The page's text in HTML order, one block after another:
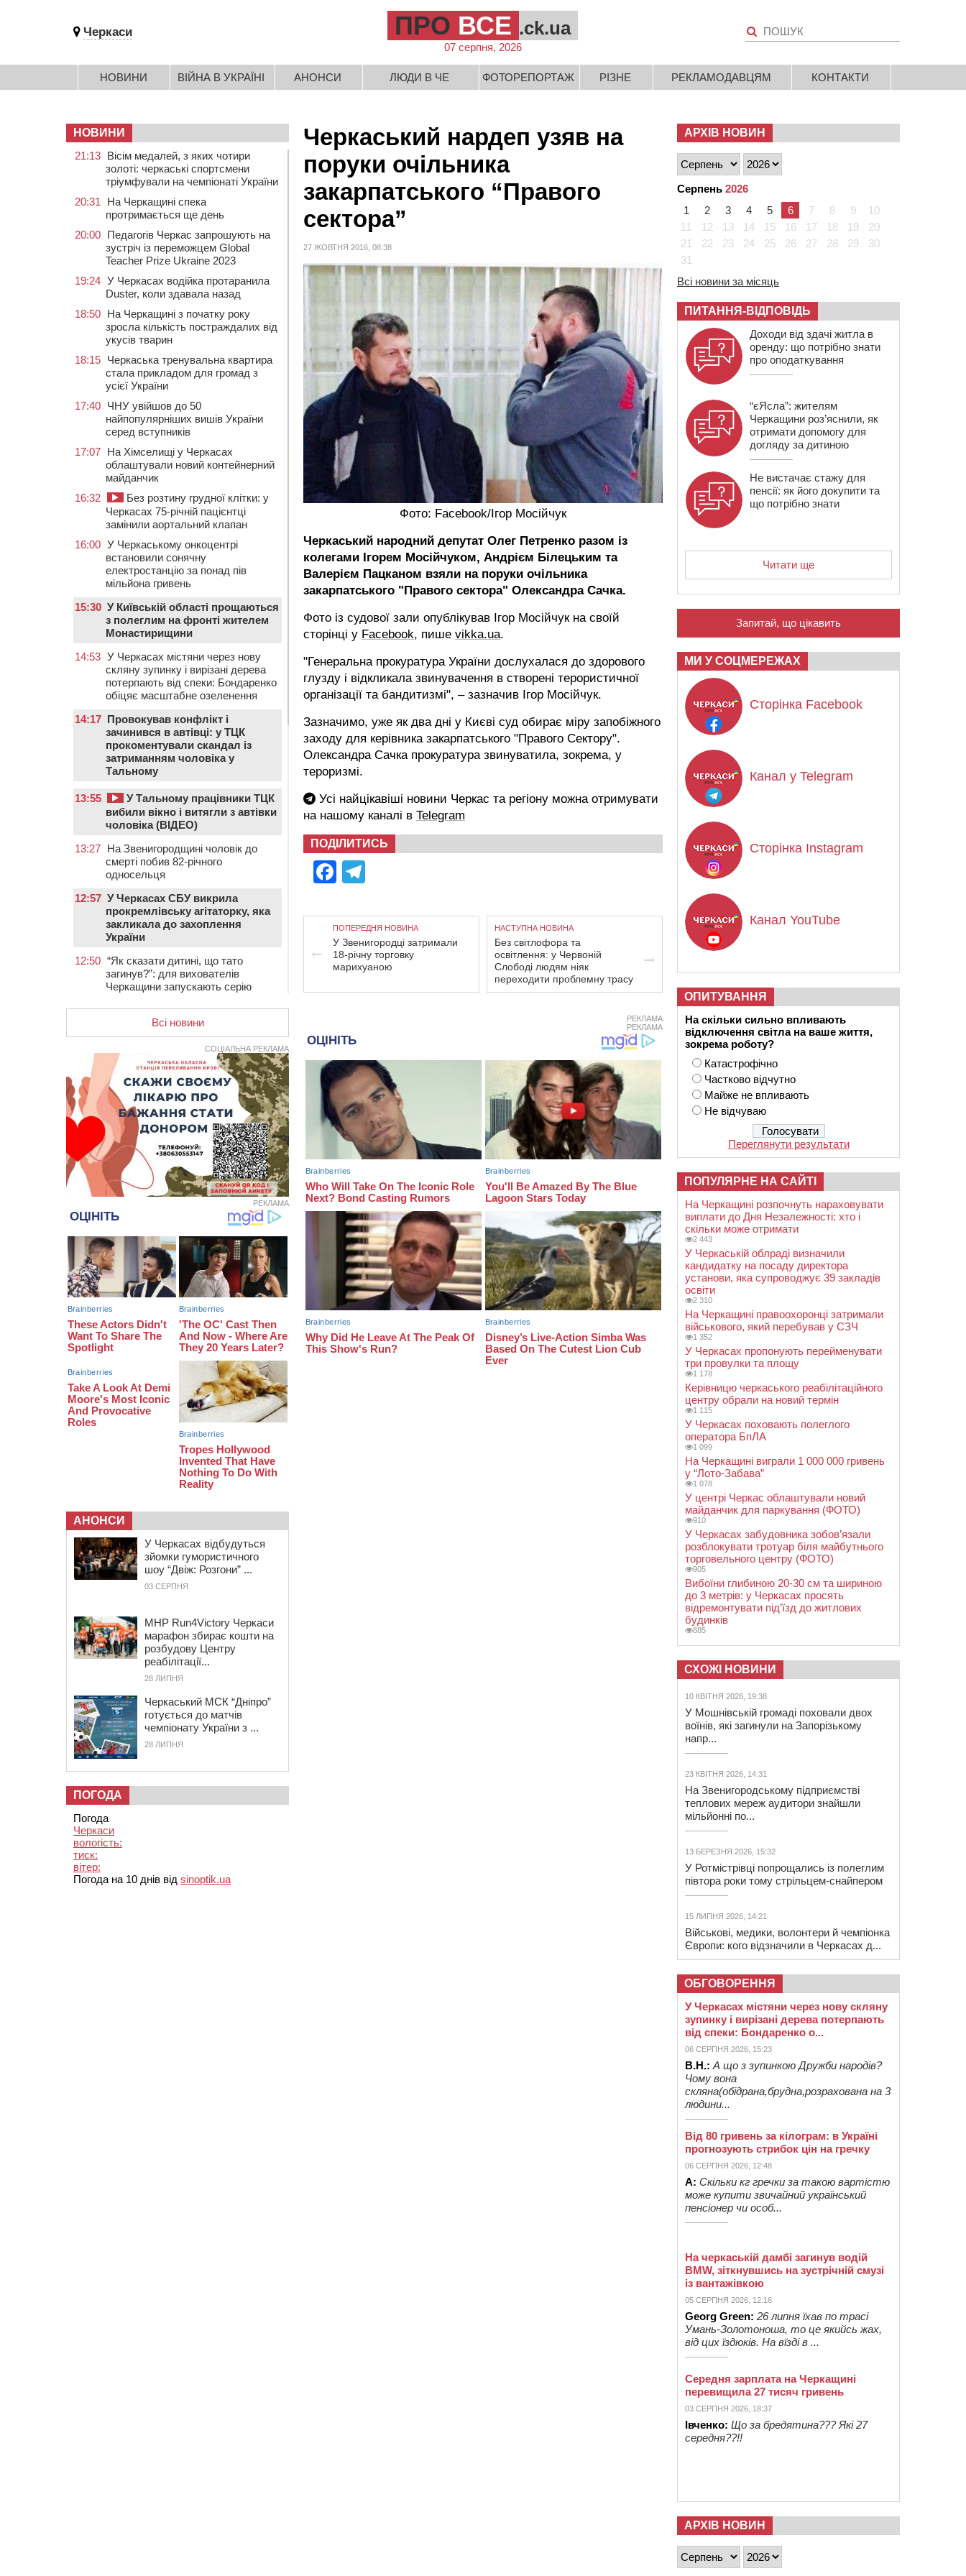
Черкаси ПРО ВСЕ .ck.ua
07 серпня, 2026
НОВИНИ ВІЙНА В УКРАЇНІ АНОНСИ ЛЮДИ В ЧЕ ФОТОРЕПОРТАЖ РІЗНЕ РЕКЛАМОДАВЦЯМ КОНТАКТИ
Черкаський нардеп узяв на
поруки очільника
закарпатського “Правого
сектора”
27 ЖОВТНЯ 2016, 08:38
Фото: Facebook/Ігор Мосійчук
Черкаський народний депутат Олег Петренко разом із
колегами Ігорем Мосійчуком, Андрієм Білецьким та
Валерієм Пацканом взяли на поруки очільника
закарпатського "Правого сектора" Олександра Сачка.
Фото із судової зали опублікував Ігор Мосійчук на своїй
сторінці у Facebook, пише vikka.ua.
"Генеральна прокуратура України дослухалася до здорового
глузду і відкликала звинувачення в створені терористичної
організації та бандитизмі", – зазначив Ігор Мосійчук.
Зазначимо, уже як два дні у Києві суд обирає міру запобіжного
заходу для керівника закарпатського "Правого Сектору".
Олександра Сачка прокуратура звинуватила, зокрема, у
тероризмі.
Усі найцікавіші новини Черкас та регіону можна отримувати
на нашому каналі в Telegram
ПОДІЛИТИСЬ
Facebook
ПОПЕРЕДНЯ НОВИНА
У Звенигородці затримали
18-річну торговку
марихуаною
НАСТУПНА НОВИНА
Без світлофора та
освітлення: у Червоній
Слободі людям ніяк
переходити проблемну трасу
РЕКЛАМА
РЕКЛАМА
НОВИНИ
21:13 Вісім медалей, з яких чотири
золоті: черкаські спортсмени
тріумфували на чемпіонаті України
20:31
На Черкащині спека
протримається ще день
20:00 Педагогів Черкас запрошують на
зустріч із переможцем Global
Teacher Prize Ukraine 2023
19:24 У Черкасах водійка протаранила
Duster, коли здавала назад
18:50 На Черкащині з початку року
зросла кількість постраждалих від
укусів тварин
18:15 Черкаська тренувальна квартира
стала прикладом для громад з
усієї України
17:40 ЧНУ увійшов до 50
найпопулярніших вишів України
серед вступників
17:07 На Хімселищі у Черкасах
облаштували новий контейнерний
майданчик
16:32
Без розтину грудної клітки: у
Черкасах 75-річній пацієнтці
замінили аортальний клапан
16:00 У Черкаському онкоцентрі
встановили сонячну
електростанцію за понад пів
мільйона гривень
15:30 У Київській області прощаються
з полеглим на фронті жителем
Монастирищини
14:53 У Черкасах містяни через нову
скляну зупинку і вирізані дерева
потерпають від спеки: Бондаренко
обіцяє масштабне озеленення
14:17 Провокував конфлікт і
зачинився в автівці: у ТЦК
прокоментували скандал із
затриманням чоловіка у
Тальному
13:55
У Тальному працівники ТЦК
вибили вікно і витягли з автівки
чоловіка (ВІДЕО)
13:27 На Звенигородщині чоловік до
смерті побив 82-річного
односельця
12:57 У Черкасах СБУ викрила
прокремлівську агітаторку, яка
закликала до захоплення
України
12:50 “Як сказати дитині, що тато
загинув?”: для вихователів
Черкащини запускають серію
На Золотоніщині вже десяту
добу гасять пожежу торфу
11:35
Від 80 гривень за кілограм: в
Україні прогнозують стрибок цін на
гречку
10:56
Захисника зі Звенигородщини,
який обороняв Авдіївку,
нагородили “Комбатантським
хрестом”
10:10
На Черкащині п’яний мотоцикліст
зіткнувся з мопедом: двоє людей у
лікарні
09:42 Ветерани МСК “Дніпро” вибороли
бронзу чемпіонату України
08:57 На Уманщині підрядника
зобов’язали сплатити понад 670
тис грн штрафу за незаконні зміни
до договору
директора Мокрокалигірського
психоневрологічного інтернату
07:23 Уманські міграційники видворили з
країни грузина, який відсидів
термін у колонії
Всі новини
СОЦІАЛЬНА РЕКЛАМА
РЕКЛАМА
АНОНСИ
У Черкасах відбудуться
зйомки гумористичного
шоу “Двіж: Розгони” ...
03 СЕРПНЯ
MHP Run4Victory Черкаси
марафон збирає кошти на
розбудову Центру
реабілітації...
28 ЛИПНЯ
Черкаський МСК “Дніпро”
готується до матчів
чемпіонату України з ...
28 ЛИПНЯ
ПОГОДА
Погода
Черкаси
вологість:
тиск:
вітер:
Погода на 10 днів від sinoptik.ua
АРХІВ НОВИН
Серпень 2026
1
2 3 4 5 6 7 8 9
10
11
12 13 14 15 16 17 18 19
20
21
22 23 24 25 26 27 28 29
30
31
Всі новини за місяць
ПИТАННЯ-ВІДПОВІДЬ
Доходи від здачі житла в
оренду: що потрібно знати
про оподаткування
“єЯсла”: жителям
Черкащини роз’яснили, як
отримати допомогу для
догляду за дитиною
Не вистачає стажу для
пенсії: як його докупити та
що потрібно знати
Читати ще
Запитай, що цікавить
МИ У СОЦМЕРЕЖАХ
Сторінка Facebook
Канал у Telegram
Сторінка Instagram
Канал YouTube
ОПИТУВАННЯ
На скільки сильно впливають
відключення світла на ваше життя,
зокрема роботу?
Катастрофічно
Частково відчутно
Майже не впливають
Не відчуваю
Переглянути результати
ПОПУЛЯРНЕ НА САЙТІ
На Черкащині розпочнуть нараховувати
виплати до Дня Незалежності: хто і
скільки може отримати
2 443
У Черкаській облраді визначили
кандидатку на посаду директора
установи, яка супроводжує 39 закладів
освіти
2 310
На Черкащині правоохоронці затримали
військового, який перебував у СЗЧ
1 352
У Черкасах пропонують перейменувати
три провулки та площу
1 178
Керівницю черкаського реабілітаційного
центру обрали на новий термін
1 115
У Черкасах поховають полеглого
оператора БпЛА
1 099
На Черкащині виграли 1 000 000 гривень
у “Лото-Забава”
1 078
У центрі Черкас облаштували новий
майданчик для паркування (ФОТО)
910
У Черкасах забудовника зобов’язали
розблокувати тротуар біля майбутнього
торговельного центру (ФОТО)
905
Вибоїни глибиною 20-30 см та шириною
до 3 метрів: у Черкасах просять
відремонтувати під’їзд до житлових
будинків
885
СХОЖІ НОВИНИ
10 КВІТНЯ 2026, 19:38
У Мошнівській громаді поховали двох
воїнів, які загинули на Запорізькому
напр...
23 КВІТНЯ 2026, 14:31
На Звенигородському підприємстві
теплових мереж аудитори знайшли
мільйонні по...
13 БЕРЕЗНЯ 2026, 15:32
У Ротмістрівці попрощались із полеглим
півтора роки тому стрільцем-снайпером
15 ЛИПНЯ 2026, 14:21
Військові, медики, волонтери й чемпіонка
Європи: кого відзначили в Черкасах д...
ОБГОВОРЕННЯ
У Черкасах містяни через нову скляну
зупинку і вирізані дерева потерпають
від спеки: Бондаренко о...
06 СЕРПНЯ 2026, 15:23
В.Н.: А що з зупинкою Дружби народів?
Чому вона
скляна(обідрана,брудна,розрахована на 3
людини...
Від 80 гривень за кілограм: в Україні
прогнозують стрибок цін на гречку
06 СЕРПНЯ 2026, 12:48
А: Скільки кг гречки за такою вартістю
може купити звичайний український
пенсіонер чи особ...
На черкаській дамбі загинув водій
BMW, зіткнувшись на зустрічній смузі
із вантажівкою
05 СЕРПНЯ 2026, 12:16
Georg Green: 26 липня їхав по трасі
Умань-Золотоноша, то це якийсь жах,
від цих їздюків. На вїзді в ...
Середня зарплата на Черкащині
перевищила 27 тисяч гривень
03 СЕРПНЯ 2026, 18:37
Івченко: Що за бредятина??? Які 27
середня??!!
АРХІВ НОВИН